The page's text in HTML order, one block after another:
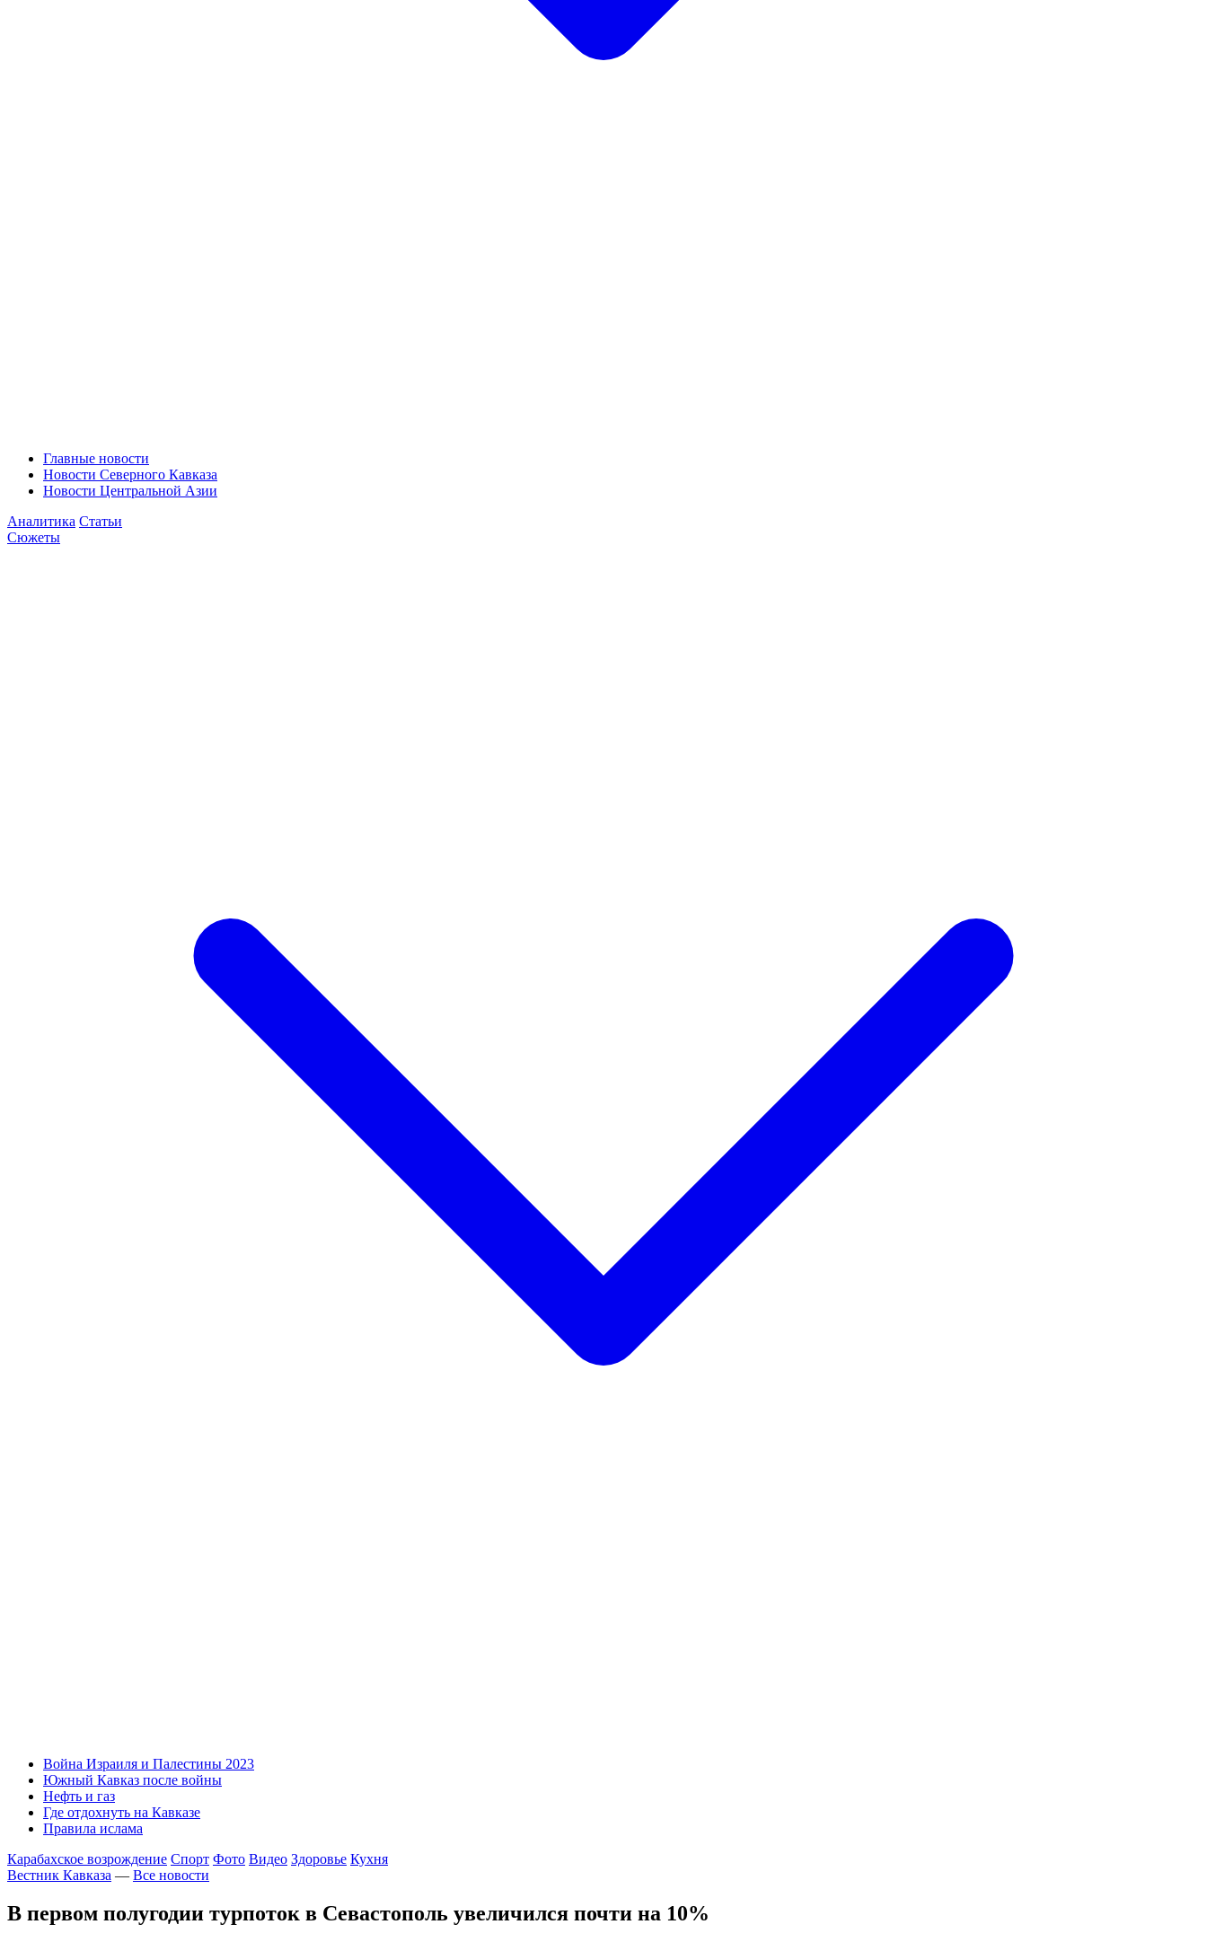
Главные новости
Новости Северного Кавказа
Новости Центральной Азии
Аналитика Статьи
Сюжеты
Война Израиля и Палестины 2023
Южный Кавказ после войны
Нефть и газ
Где отдохнуть на Кавказе
Правила ислама
Карабахское возрождение Спорт Фото Видео Здоровье Кухня
Вестник Кавказа — Все новости
В первом полугодии турпоток в Севастополь увеличился почти на 10%